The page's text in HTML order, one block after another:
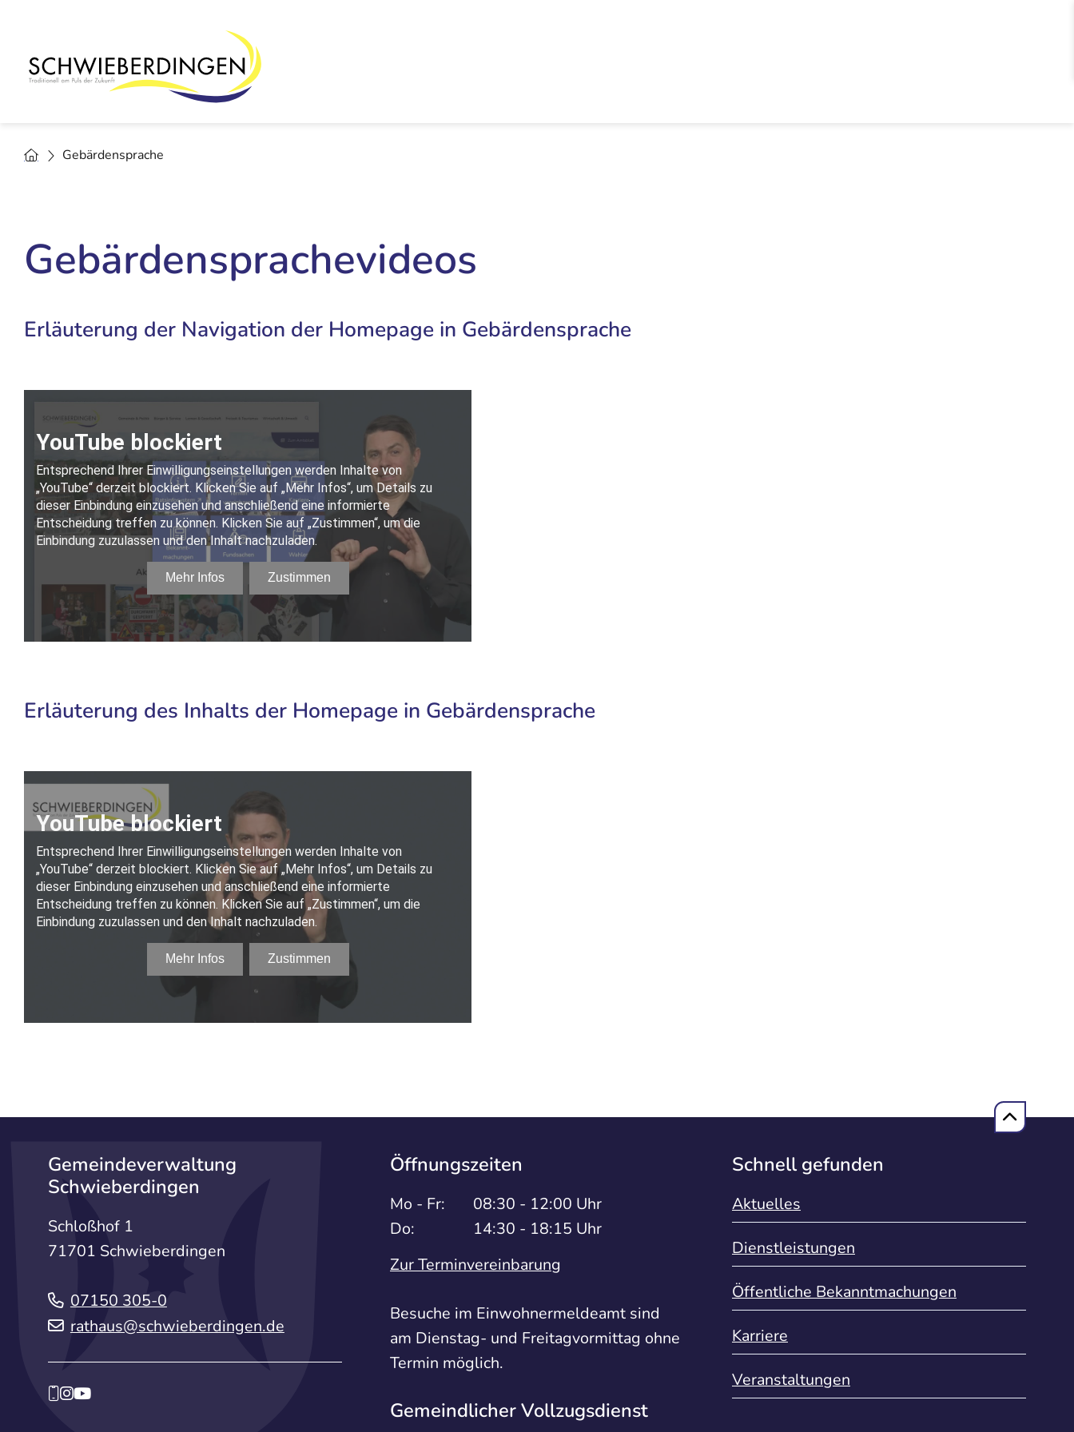
Gebärdensprache
Gebärdensprachevideos
Erläuterung der Navigation der Homepage in Gebärdensprache
Erläuterung des Inhalts der Homepage in Gebärdensprache
Gemeindeverwaltung
Schwieberdingen
Schloßhof 1
71701 Schwieberdingen
07150 305-0
rathaus@schwieberdingen.de
Öffnungszeiten
Mo - Fr:
08:30 - 12:00 Uhr
Do:
14:30 - 18:15 Uhr
Zur Terminvereinbarung
Besuche im Einwohnermeldeamt sind
am Dienstag- und Freitagvormittag ohne
Termin möglich.
Gemeindlicher Vollzugsdienst
Schnell gefunden
Aktuelles
Dienstleistungen
Öffentliche Bekanntmachungen
Karriere
Veranstaltungen